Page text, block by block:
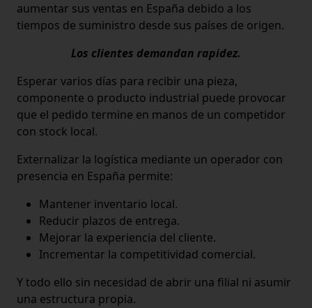
aumentar sus ventas en España debido a los
tiempos de suministro desde sus países de origen.
Los clientes demandan rapidez.
Esperar varios días para recibir una pieza,
componente o producto industrial puede provocar
que el pedido termine en manos de un competidor
con stock local.
Externalizar la logística mediante un operador con
presencia en España permite:
Mantener inventario local.
Reducir plazos de entrega.
Mejorar la experiencia del cliente.
Incrementar la competitividad comercial.
Y todo ello sin necesidad de abrir una filial ni asumir
una estructura propia.